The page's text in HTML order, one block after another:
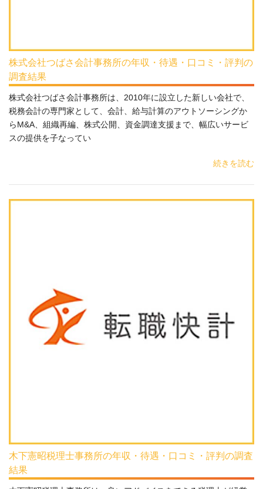
株式会社つばさ会計事務所の年収・待遇・口コミ・評判の
調査結果
株式会社つばさ会計事務所は、2010年に設立した新しい会社で、
税務会計の専門家として、会計、給与計算のアウトソーシングか
らM&A、組織再編、株式公開、資金調達支援まで、幅広いサービ
スの提供を子なってい
続きを読む
木下憲昭税理士事務所の年収・待遇・口コミ・評判の調査
結果